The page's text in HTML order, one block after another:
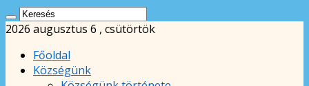
2026 augusztus 6 , csütörtök
Főoldal
Községünk